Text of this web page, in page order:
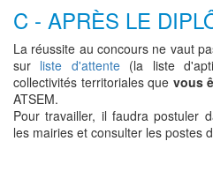
C - APRÈS LE
La réussite au concours ne vaut
sur liste d'attente(la liste
collectivités territoriales que vous
ATSEM.
Pour travailler, il faudra postuler
les mairies et consulter les postes